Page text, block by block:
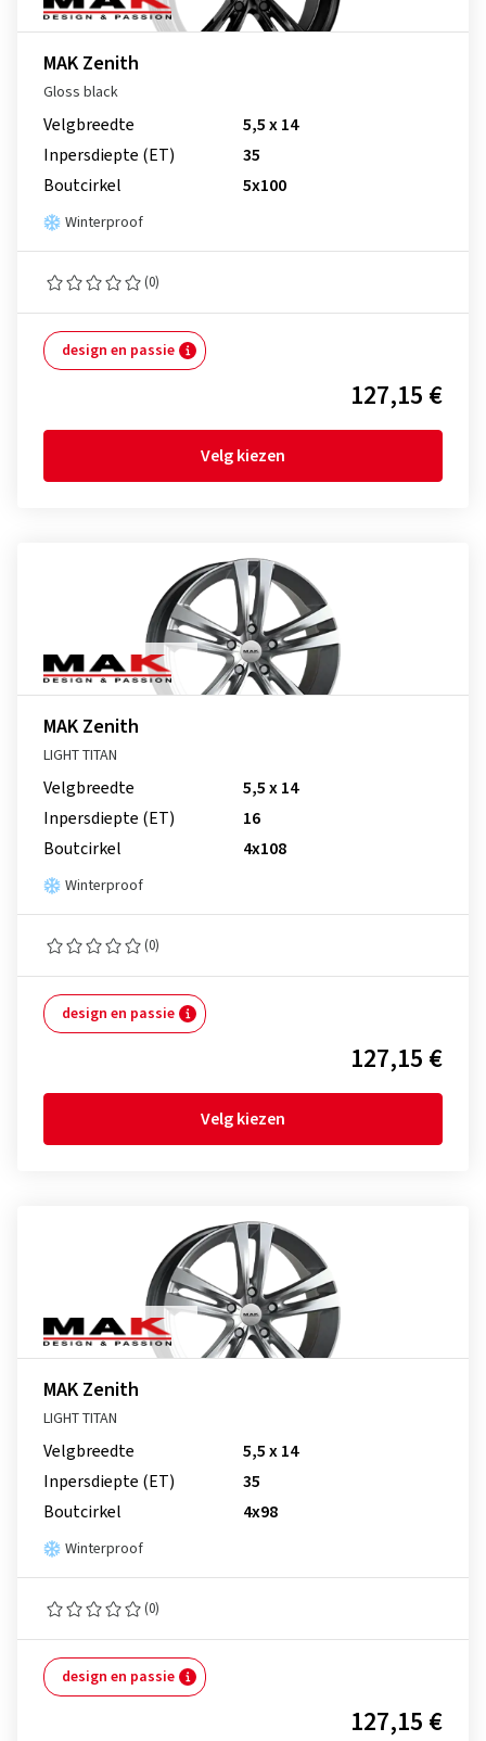
MAK Zenith
Gloss black
Velgbreedte
5,5 x 14
Inpersdiepte (ET)
35
Boutcirkel
5x100
Winterproof
(0)
design en passie
127,15 €
Velg kiezen
MAK Zenith
LIGHT TITAN
Velgbreedte
5,5 x 14
Inpersdiepte (ET)
16
Boutcirkel
4x108
Winterproof
(0)
design en passie
127,15 €
Velg kiezen
MAK Zenith
LIGHT TITAN
Velgbreedte
5,5 x 14
Inpersdiepte (ET)
35
Boutcirkel
4x98
Winterproof
(0)
design en passie
127,15 €